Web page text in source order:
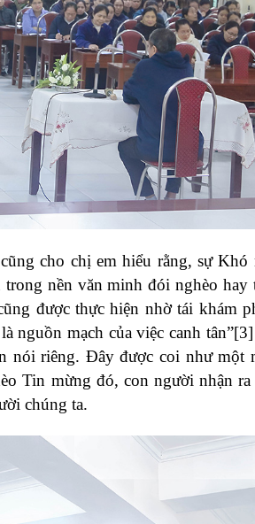
cho chị em hiểu rằng, sự Khó
nền văn minh đói nghèo
được thực hiện nhờ tái khám
nguồn mạch của việc canh tân”[3]
nói riêng. Đây được coi như một
Tin mừng đó, con người nhận
chúng ta.